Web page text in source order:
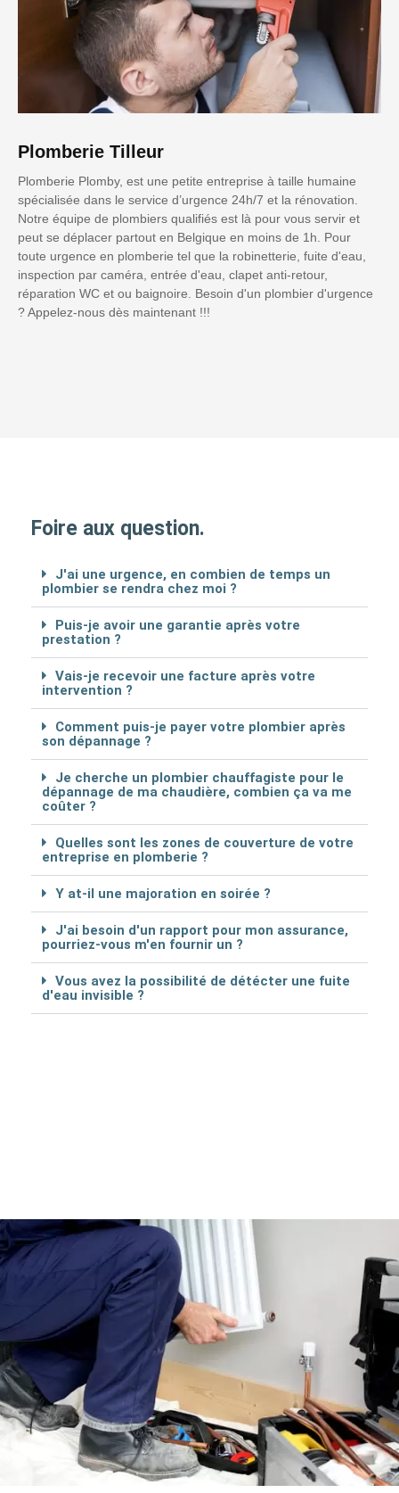
Plomberie Tilleur
Plomberie Plomby, est une petite entreprise à taille humaine
spécialisée dans le service d’urgence 24h/7 et la rénovation.
Notre équipe de plombiers qualifiés est là pour vous servir et
peut se déplacer partout en Belgique en moins de 1h. Pour
toute urgence en plomberie tel que la robinetterie, fuite d'eau,
inspection par caméra, entrée d'eau, clapet anti-retour,
réparation WC et ou baignoire. Besoin d'un plombier d'urgence
? Appelez-nous dès maintenant !!!
Foire aux question.
J'ai une urgence, en combien de temps un
plombier se rendra chez moi ?
Puis-je avoir une garantie après votre
prestation ?
Vais-je recevoir une facture après votre
intervention ?
Comment puis-je payer votre plombier après
son dépannage ?
Je cherche un plombier chauffagiste pour le
dépannage de ma chaudière, combien ça va me
coûter ?
Quelles sont les zones de couverture de votre
entreprise en plomberie ?
Y at-il une majoration en soirée ?
J'ai besoin d'un rapport pour mon assurance,
pourriez-vous m'en fournir un ?
Vous avez la possibilité de détécter une fuite
d'eau invisible ?